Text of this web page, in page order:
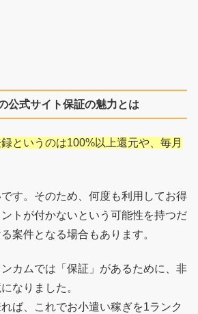
公式サイト保証の魅力とは
というのは100%以上還元や、毎月
す。そのため、何度も利用してお得
トが付かないという可能性を持つだ
案件となる場合もあります。
カムでは「保証」があるために、非
なりました。
ば、これでお小遣い稼ぎを1ランク